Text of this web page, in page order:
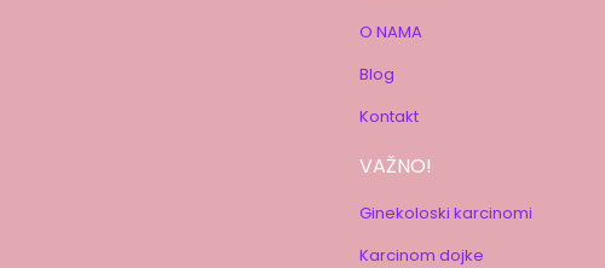
O NAMA
Blog
Kontakt
VAŽNO!
Ginekoloski karcinomi
Karcinom dojke